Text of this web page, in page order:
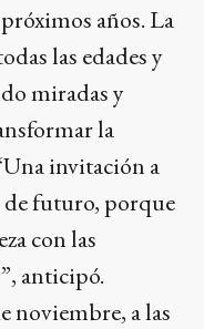
años. La
las edades y
miradas y
la
invitación a
de futuro, porque
con las
anticipó.
noviembre, a las